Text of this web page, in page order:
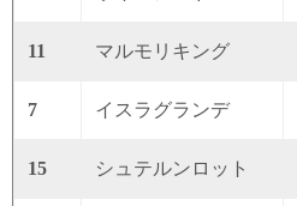
11 マルモリキング
7 イスラグランデ
15 シュテルンロット